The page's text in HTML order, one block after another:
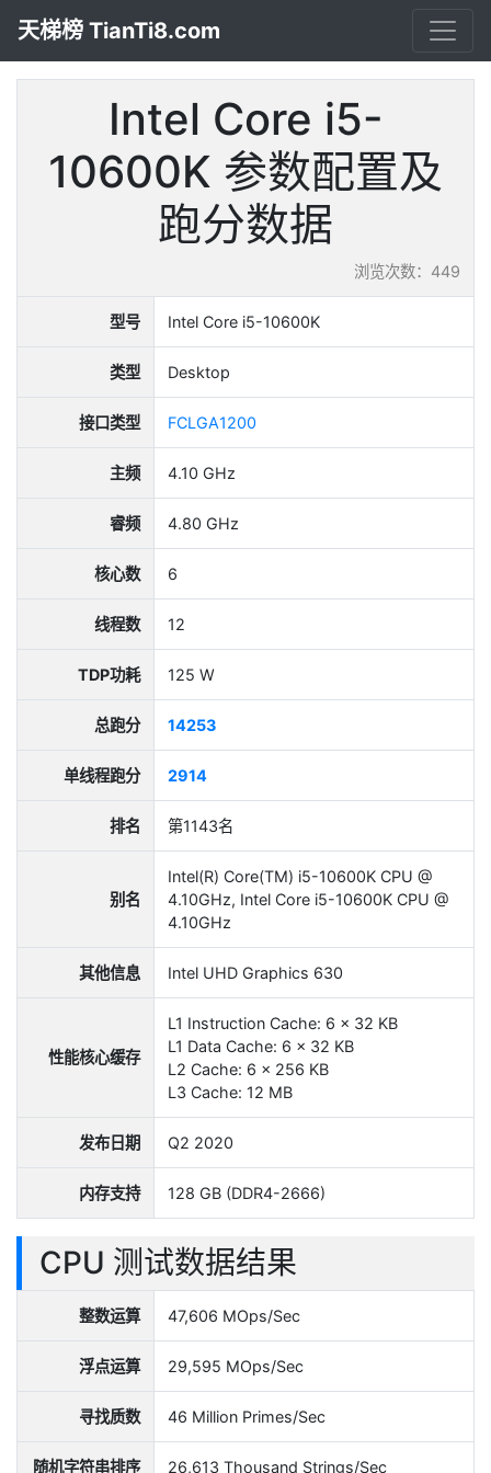
天梯榜 TianTi8.com
Intel Core i5-
10600K 参数配置及
跑分数据
浏览次数：449
型号 Intel Core i5-10600K
类型 Desktop
接口类型 FCLGA1200
主频 4.10 GHz
睿频 4.80 GHz
核心数 6
线程数 12
TDP功耗 125 W
总跑分 14253
单线程跑分 2914
排名 第1143名
别名
Intel(R) Core(TM) i5-10600K CPU @
4.10GHz, Intel Core i5-10600K CPU @
4.10GHz
其他信息 Intel UHD Graphics 630
性能核心缓存
L1 Instruction Cache: 6 x 32 KB
L1 Data Cache: 6 x 32 KB
L2 Cache: 6 x 256 KB
L3 Cache: 12 MB
发布日期 Q2 2020
内存支持 128 GB (DDR4-2666)
CPU 测试数据结果
整数运算 47,606 MOps/Sec
浮点运算 29,595 MOps/Sec
寻找质数 46 Million Primes/Sec
随机字符串排序 26,613 Thousand Strings/Sec